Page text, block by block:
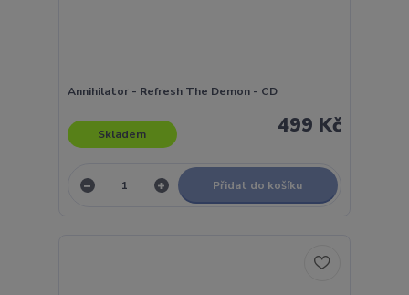
Annihilator - Refresh The Demon - CD
499 Kč
Skladem
Přidat do košíku